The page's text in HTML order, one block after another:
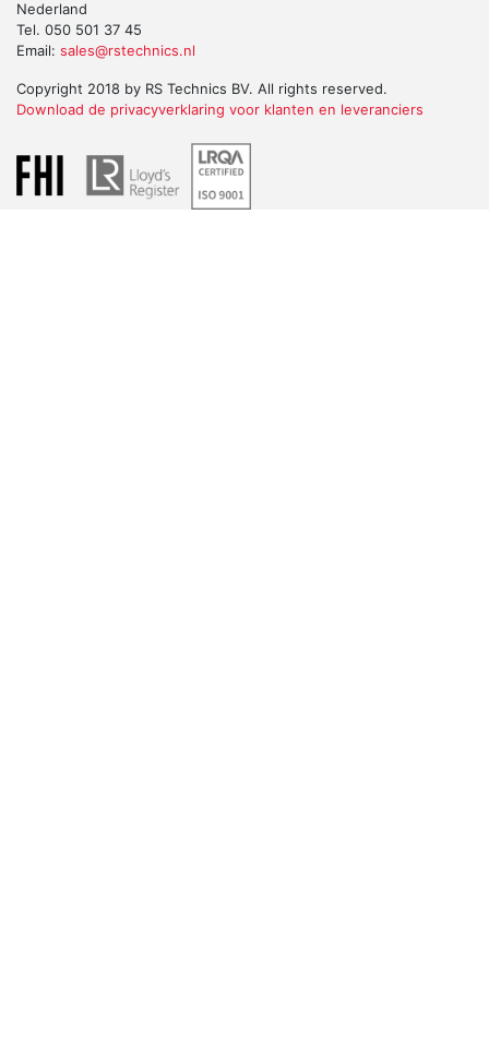
Nederland
Tel. 050 501 37 45
Email: sales@rstechnics.nl
Copyright 2018 by RS Technics BV. All rights reserved.
Download de privacyverklaring voor klanten en leveranciers